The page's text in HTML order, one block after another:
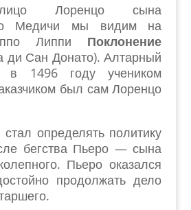
Лоренцо сына
Медичи мы видим на
Липпи Поклонение
Сан Донато). Алтарный
в 1496 году учеником
был сам Лоренцо
определять политику
бегства Пьеро — сына
Пьеро оказался
продолжать дело